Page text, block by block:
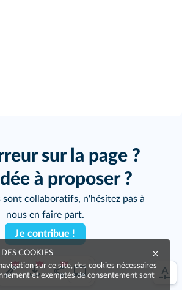
sur la page ?
à proposer ?
sont collaboratifs, n'hésitez pas à
nous en faire part.
Je contribue !
COOKIES
sur ce site, des cookies nécessaires
et exemptés de consentement sont